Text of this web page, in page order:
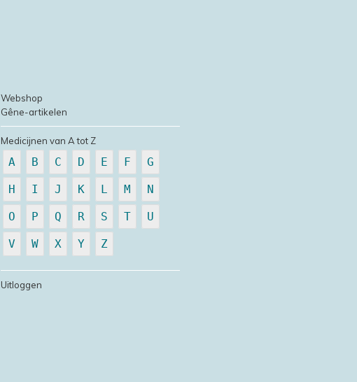
Webshop
Gêne-artikelen
Medicijnen van A tot Z
A B C D E F G
H I J K L M N
O P Q R S T U
V W X Y Z
Uitloggen